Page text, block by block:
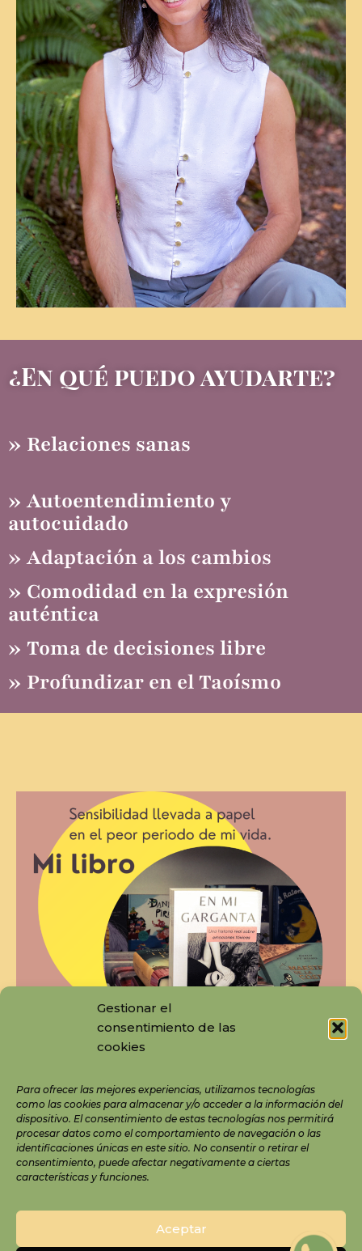
Gestionar el
consentimiento de las
cookies
Para ofrecer las mejores experiencias, utilizamos tecnologías
como las cookies para almacenar y/o acceder a la información del
dispositivo. El consentimiento de estas tecnologías nos permitirá
procesar datos como el comportamiento de navegación o las
identificaciones únicas en este sitio. No consentir o retirar el
consentimiento, puede afectar negativamente a ciertas
características y funciones.
Aceptar
¿En qué puedo ayudarte?
» Relaciones sanas
» Autoentendimiento y
autocuidado
» Adaptación a los cambios
» Comodidad en la expresión
auténtica
» Toma de decisiones libre
» Profundizar en el Taoísmo
© 2026 Tania Alonso
Aviso Legal
Política de Protección de Datos